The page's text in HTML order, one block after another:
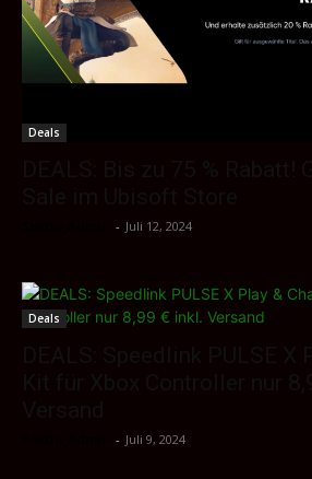
Deals
- Juli 12, 2024
Deals
- Juli 9, 2024